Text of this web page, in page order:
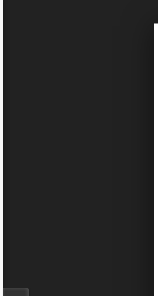
Sketchbook5, 스
Sketchbook5, 스